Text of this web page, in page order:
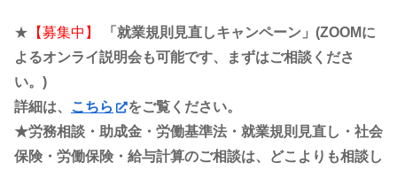
★ 【募集中】
「就業規則見直しキャンペーン」(ZOOMに
よるオンライ説明会も可能です、まずはご相談くださ
い。)
詳細は、
こちら
をご覧ください。
★労務相談・助成金・労働基準法・就業規則見直し・社会
保険・労働保険・給与計算のご相談は、どこよりも相談し